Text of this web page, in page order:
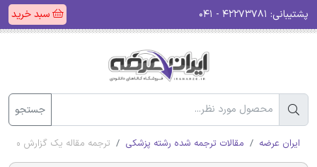
پشتیبانی: سبد خرید
جستجو
ایران عرضه مقالات ترجمه شده رشته پزشکی ترجمه مقاله یک گزارش